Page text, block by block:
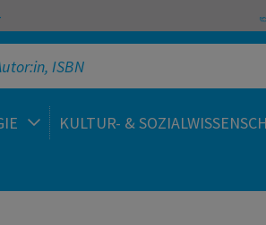
KULTUR- &